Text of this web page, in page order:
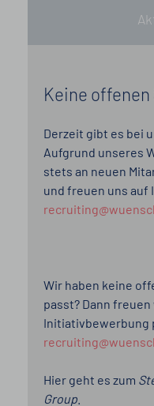
Keine offenen
Derzeit gibt es bei
Aufgrund unseres
stets an neuen
und freuen uns auf
Wir haben keine
passt? Dann
Initiativbewerbung
Hier geht es zum
Group